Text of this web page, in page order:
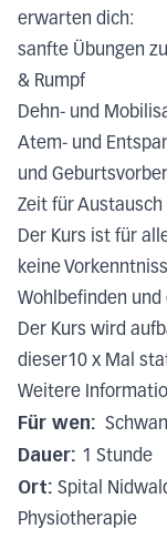
erwarten dich:
sanfte Übungen
& Rumpf
Dehn- und
Atem- und
und
Zeit für
Der Kurs ist für
keine
Wohlbefinden und
Der Kurs wird
dieser10 x Mal
Weitere
Für wen:
Dauer: 1 Stunde
Ort: Spital
Physiotherapie